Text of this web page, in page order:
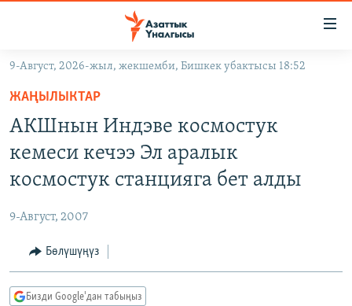
Навигацияга
өтүңүз
Издөөгө
салыңыз
МАДАНИЯТ
ТВ ПРОГРАММАЛАР
БҮГҮН АЗАТТЫКТА
ПОДКАСТ
9-Август, 2026-жыл, жекшемби, Бишкек убактысы 18:52
ЖАҢЫЛЫКТАР
АКШнын Индэве космостук
кемеси кечээ Эл аралык
космостук станцияга бет алды
9-Август, 2007
Бөлүшүңүз
Бизди Google'дан табыңыз